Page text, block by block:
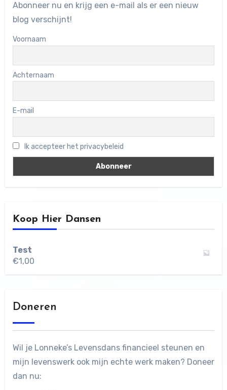
Abonneer nu en krijg een e-mail als er een nieuw
blog verschijnt!
Voornaam
Achternaam
E-mail
Ik accepteer het privacybeleid
Koop Hier Dansen
Test
€1,00
Doneren
Wil je Lonneke’s Levensdans financieel steunen en
mijn levenswerk ook mijn echte werk maken? Doneer
dan nu: